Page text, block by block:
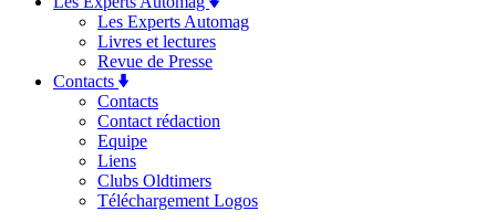
Les Experts Automag
Livres et lectures
Revue de Presse
Contacts
Contacts
Contact rédaction
Equipe
Liens
Clubs Oldtimers
Téléchargement Logos